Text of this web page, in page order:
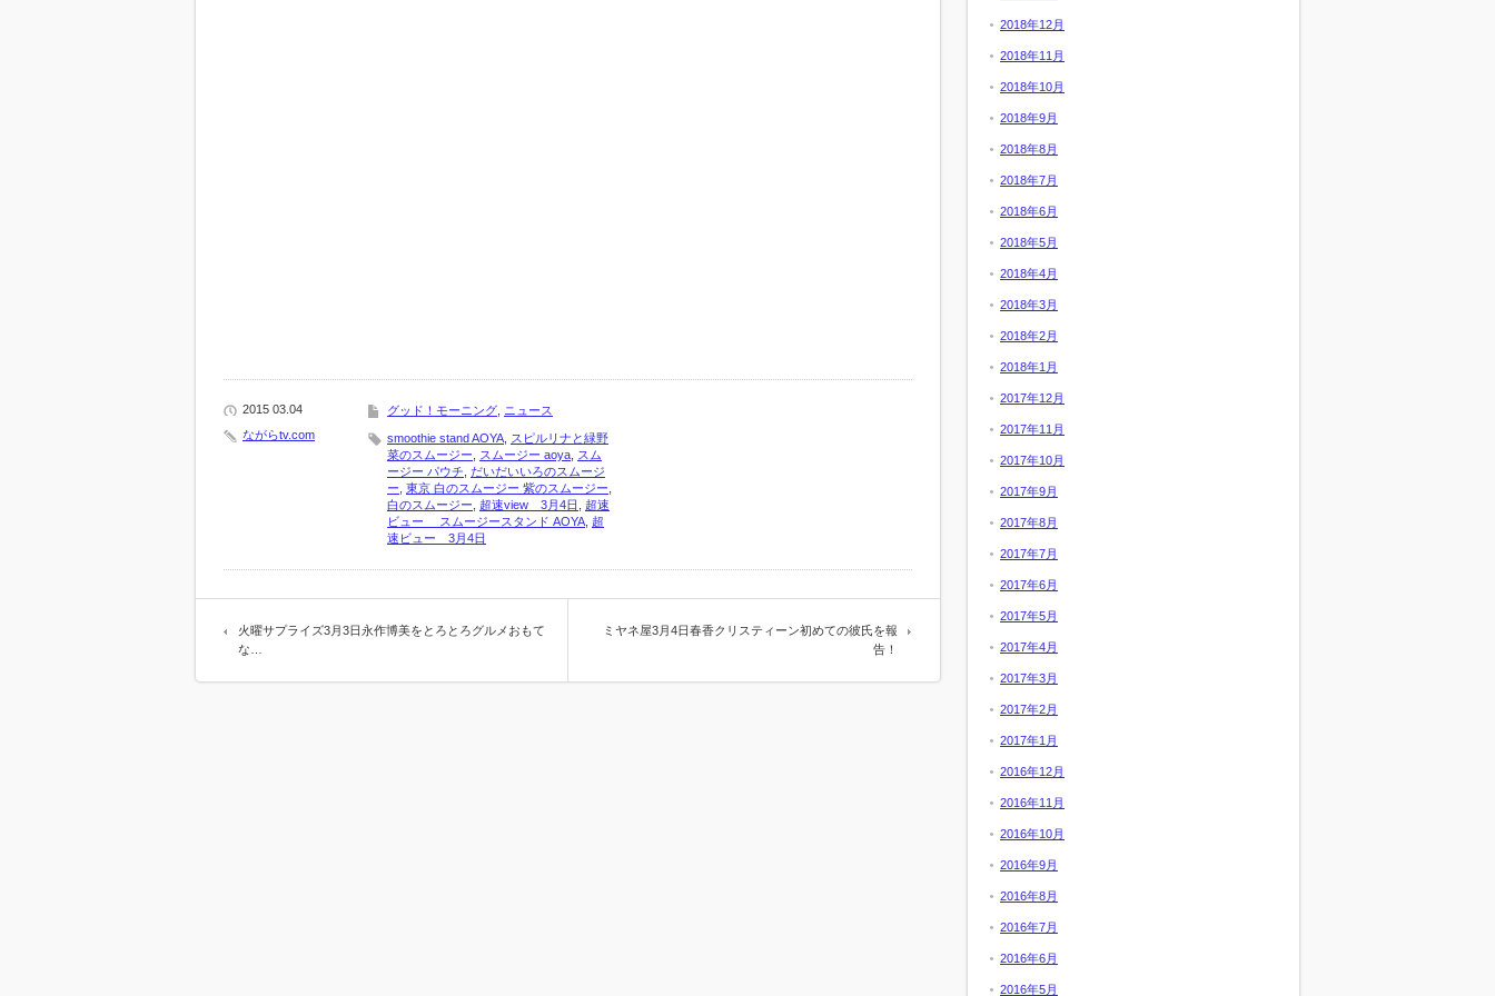
2015 03.04
ながらtv.com
グッド！モーニング ニュース
smoothie stand AOYA スピルリナと緑野
菜のスムージー
スムージー aoya スム
ージー パウチ だいだいいろのスムージ
ー 東京 白のスムージー 紫のスムージー
白のスムージー 超速view 3月4日
超速
ビュー スムージースタンド AOYA 超
速ビュー 3月4日
火曜サプライズ3月3日永作博美をとろとろグルメおもて
な…
ミヤネ屋3月4日春香クリスティーン初めての彼氏を報
告！
2018年12月
2018年11月
2018年10月
2018年9月
2018年8月
2018年7月
2018年6月
2018年5月
2018年4月
2018年3月
2018年2月
2018年1月
2017年12月
2017年11月
2017年10月
2017年9月
2017年8月
2017年7月
2017年6月
2017年5月
2017年4月
2017年3月
2017年2月
2017年1月
2016年12月
2016年11月
2016年10月
2016年9月
2016年8月
2016年7月
2016年6月
2016年5月